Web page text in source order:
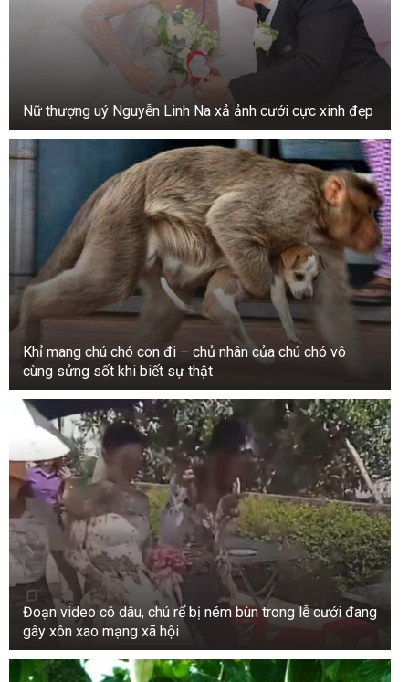
Nữ thượng uý Nguyễn Linh Na xả ảnh cưới cực xinh đẹp
Khỉ mang chú chó con đi – chủ nhân của chú chó vô
cùng sửng sốt khi biết sự thật
Đoạn video cô dâu, chú rể bị ném bùn trong lễ cưới đang
gây xôn xao mạng xã hội